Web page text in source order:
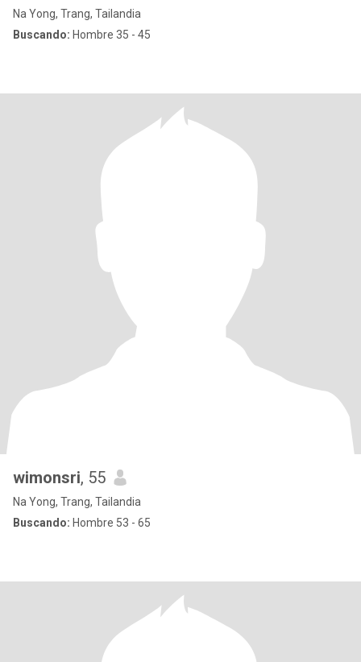
Na Yong, Trang, Tailandia
Buscando: Hombre 35 - 45
wimonsri, 55
Na Yong, Trang, Tailandia
Buscando: Hombre 53 - 65